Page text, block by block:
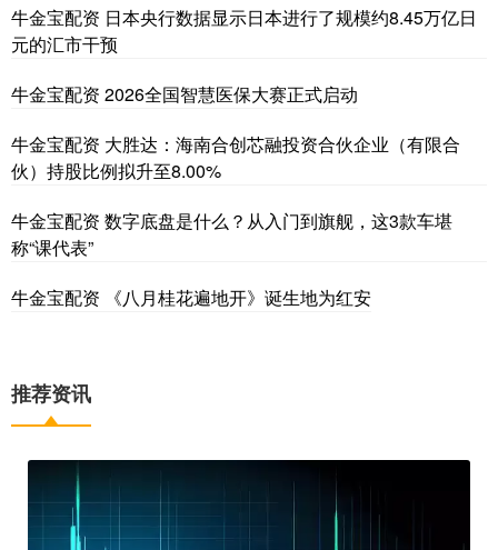
牛金宝配资 日本央行数据显示日本进行了规模约8.45万亿日
元的汇市干预
牛金宝配资 2026全国智慧医保大赛正式启动
牛金宝配资 大胜达：海南合创芯融投资合伙企业（有限合
伙）持股比例拟升至8.00%
牛金宝配资 数字底盘是什么？从入门到旗舰，这3款车堪
称“课代表”
牛金宝配资 《八月桂花遍地开》诞生地为红安
推荐资讯